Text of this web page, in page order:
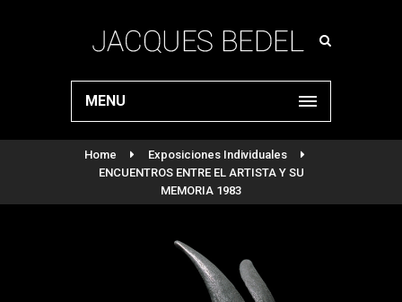
MENU
Home
Exposiciones Individuales
ENCUENTROS ENTRE EL ARTISTA Y SU
MEMORIA 1983